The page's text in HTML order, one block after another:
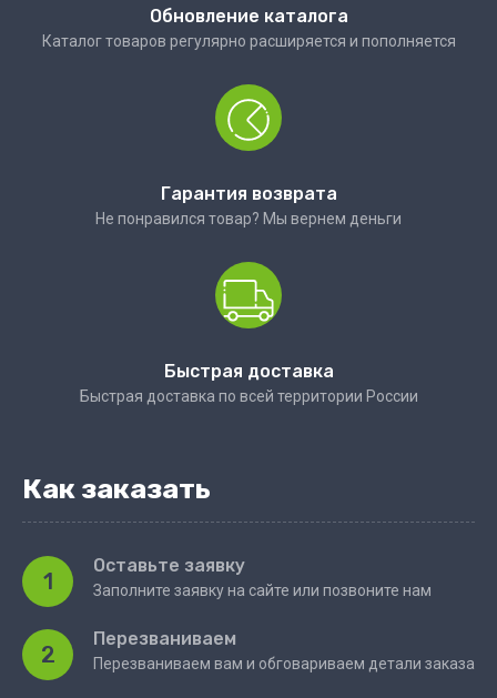
Обновление каталога
Каталог товаров регулярно расширяется и пополняется
Гарантия возврата
Не понравился товар? Мы вернем деньги
Быстрая доставка
Быстрая доставка по всей территории России
Как заказать
1
Оставьте заявку
Заполните заявку на сайте или позвоните нам
2
Перезваниваем
Перезваниваем вам и обговариваем детали заказа